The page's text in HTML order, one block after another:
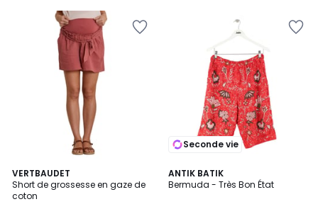
VERTBAUDET
Short de grossesse en gaze de
coton
Seconde vie
ANTIK BATIK
Bermuda - Très Bon État